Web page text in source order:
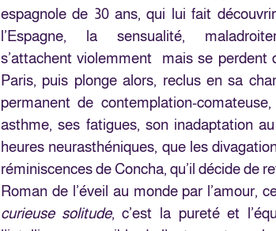
espagnole de 30 ans, qui lui fait
l’Espagne, la sensualité,
s’attachent violemment mais se perdent
Paris, puis plonge alors, reclus en sa
permanent de contemplation-
asthme, ses fatigues, son inadaptation
heures neurasthéniques, que les
réminiscences de Concha, qu’il décide de
Roman de l’éveil au monde par l’amour,
curieuse solitude, c’est la pureté et